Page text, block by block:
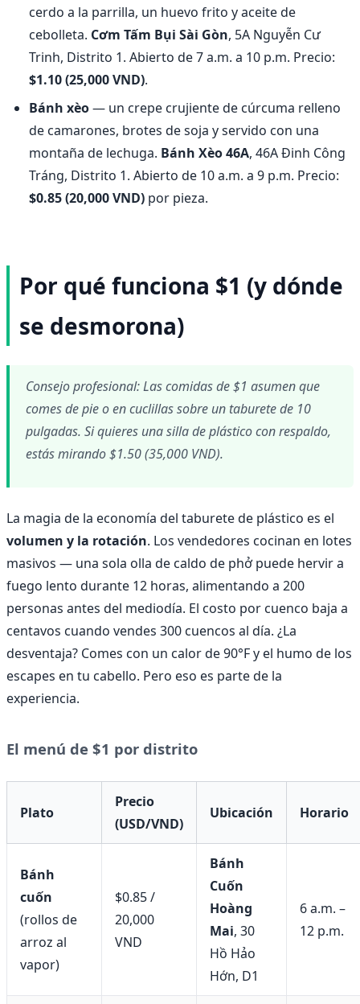
cerdo a la parrilla, un huevo frito y aceite de
cebolleta. Cơm Tấm Bụi Sài Gòn, 5A Nguyễn Cư
Trinh, Distrito 1. Abierto de 7 a.m. a 10 p.m. Precio:
$1.10 (25,000 VND).
Bánh xèo— un crepe crujiente de cúrcuma relleno
de camarones, brotes de soja y servido con una
montaña de lechuga. Bánh Xèo 46A, 46A Đinh Công
Tráng, Distrito 1. Abierto de 10 a.m. a 9 p.m. Precio:
$0.85 (20,000 VND) por pieza.
Por qué funciona $1 (y dónde
se desmorona)
Consejo profesional: Las comidas de $1 asumen que
comes de pie o en cuclillas sobre un taburete de 10
pulgadas. Si quieres una silla de plástico con respaldo,
estás mirando $1.50 (35,000 VND).
La magia de la economía del taburete de plástico es el
volumen y la rotación. Los vendedores cocinan en lotes
masivos — una sola olla de caldo de phở puede hervir a
fuego lento durante 12 horas, alimentando a 200
personas antes del mediodía. El costo por cuenco baja a
centavos cuando vendes 300 cuencos al día. ¿La
desventaja? Comes con un calor de 90°F y el humo de los
escapes en tu cabello. Pero eso es parte de la
experiencia.
El menú de $1 por distrito
Plato
Precio
(USD/VND)
Ubicación Horario
Bánh
cuốn
(rollos de
arroz al
vapor)
$0.85 /
20,000
VND
Bánh
Cuốn
Hoàng
Mai, 30
Hồ Hảo
Hớn, D1
6 a.m. –
12 p.m.